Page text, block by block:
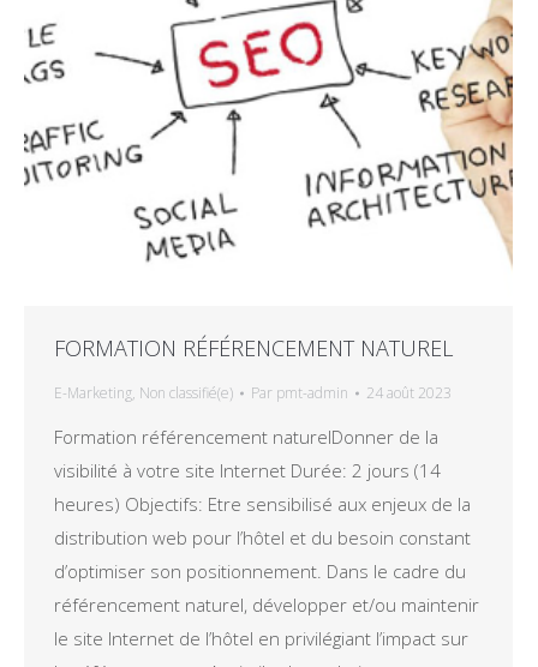
FORMATION RÉFÉRENCEMENT NATUREL
E-Marketing, Non classifié(e) Par pmt-admin 24 août 2023
Formation référencement naturelDonner de la
visibilité à votre site Internet Durée: 2 jours (14
heures) Objectifs: Etre sensibilisé aux enjeux de la
distribution web pour l’hôtel et du besoin constant
d’optimiser son positionnement. Dans le cadre du
référencement naturel, développer et/ou maintenir
le site Internet de l’hôtel en privilégiant l’impact sur